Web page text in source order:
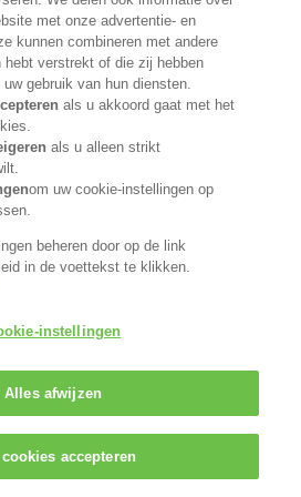
GO TO SHOP
met onze advertentie- en
kunnen combineren met andere
hebt verstrekt of die zij hebben
gebruik van hun diensten.
als u akkoord gaat met het
als u alleen strikt
om uw cookie-instellingen op
beheren door op de link
in de voettekst te klikken.
instellingen
Alles afwijzen
accepteren